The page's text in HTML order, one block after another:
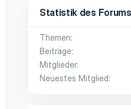
Statistik des Forums
Themen
Beiträge
Mitglieder
Neuestes Mitglied